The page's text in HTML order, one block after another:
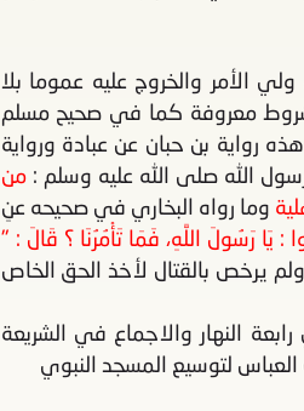
الأمر والخروج عليه عموما بلا
وشروط معروفة كما في صحيح مسلم
رواية بن حبان عن عبادة ورواية
الله صلى الله عليه وسلم :من
وما رواه البخاري في صحيحه عنِ
: يَا رَسُولَ اللَّهِ، فَمَا تَأْمُرُنَا ؟ قَالَ : "
يرخص بالقتال لأخذ الحق الخاص
النهار والاجماع في الشريعة
العباس لتوسيع المسجد النبوي